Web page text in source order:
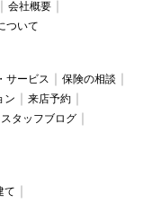
会社概要
ついて
サービス
保険の相談
ン
来店予約
スタッフブログ
て